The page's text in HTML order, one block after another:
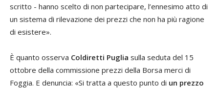
scritto - hanno scelto di non partecipare, l’ennesimo atto di
un sistema di rilevazione dei prezzi che non ha più ragione
di esistere».
È quanto osserva Coldiretti Puglia sulla seduta del 15
ottobre della commissione prezzi della Borsa merci di
Foggia. E denuncia: «Si tratta a questo punto di un prezzo